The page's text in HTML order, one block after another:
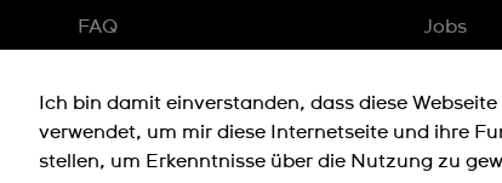
FAQ
Rückgaberecht
Verkaufs- & Lieferbedingungen
Jobs
Hinweis
Ich bin damit einverstanden, dass diese
verwendet, um mir diese Internetseite und ihre
stellen, um Erkenntnisse über die Nutzung zu